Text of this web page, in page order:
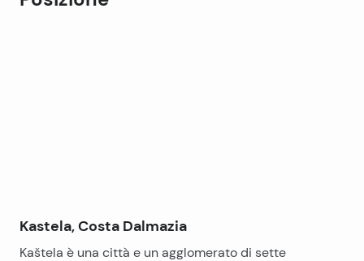
Kastela, Costa Dalmazia
Kaštela è una città e un agglomerato di sette